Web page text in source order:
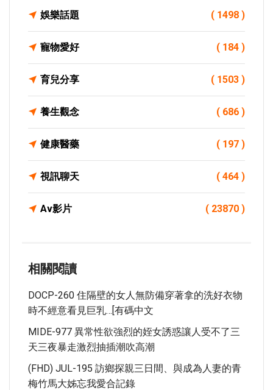
娛樂話題 ( 1498 )
寵物愛好 ( 184 )
育兒分享 ( 1503 )
養生觀念 ( 686 )
健康醫藥 ( 197 )
視訊聊天 ( 464 )
Av影片 ( 23870 )
相關閱讀
DOCP-260 住隔壁的女人無防備穿著拿的洗好衣物
時不經意看見巨乳…[有碼中文
MIDE-977 異常性欲強烈的姪女誘惑讓人受不了三
天三夜暴走激烈抽插潮吹高潮
(FHD) JUL-195 訪鄉探親三日間、與成為人妻的青
梅竹馬大姊忘我愛合記錄